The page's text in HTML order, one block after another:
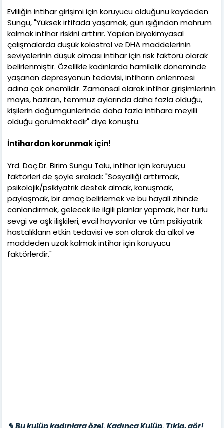
Evliliğin intihar girişimi için koruyucu olduğunu kaydeden
Sungu, "Yüksek irtifada yaşamak, gün ışığından mahrum
kalmak intihar riskini arttırır. Yapılan biyokimyasal
çalışmalarda düşük kolestrol ve DHA maddelerinin
seviyelerinin düşük olması intihar için risk faktörü olarak
belirlenmiştir. Özellikle kadınlarda hamilelik döneminde
yaşanan depresyonun tedavisi, intiharın önlenmesi
adına çok önemlidir. Zamansal olarak intihar girişimlerinin
mayıs, haziran, temmuz aylarında daha fazla olduğu,
kişilerin doğumgünlerinde daha fazla intihara meyilli
olduğu görülmektedir" diye konuştu.
İntihardan korunmak için!
Yrd. Doç.Dr. Birim Sungu Talu, intihar için koruyucu
faktörleri de şöyle sıraladı: "Sosyalliği arttırmak,
psikolojik/psikiyatrik destek almak, konuşmak,
paylaşmak, bir amaç belirlemek ve bu hayali zihinde
canlandırmak, gelecek ile ilgili planlar yapmak, her türlü
sevgi ve aşk ilişkileri, evcil hayvanlar ve tüm psikiyatrik
hastalıkların etkin tedavisi ve son olarak da alkol ve
maddeden uzak kalmak intihar için koruyucu
faktörlerdir."